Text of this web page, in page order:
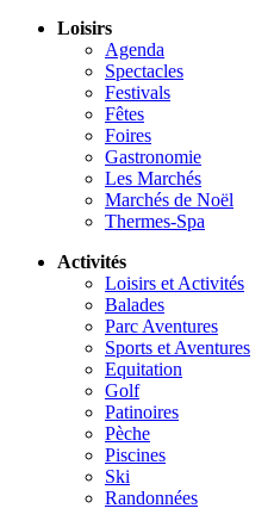
Loisirs
Agenda
Spectacles
Festivals
Fêtes
Foires
Gastronomie
Les Marchés
Marchés de Noël
Thermes-Spa
Activités
Loisirs et Activités
Balades
Parc Aventures
Sports et Aventures
Equitation
Golf
Patinoires
Pèche
Piscines
Ski
Randonnées